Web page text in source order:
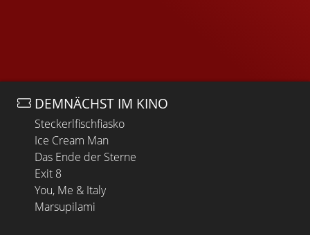
DEMNÄCHST IM KINO
Steckerlfischfiasko
Ice Cream Man
Das Ende der Sterne
Exit 8
You, Me & Italy
Marsupilami